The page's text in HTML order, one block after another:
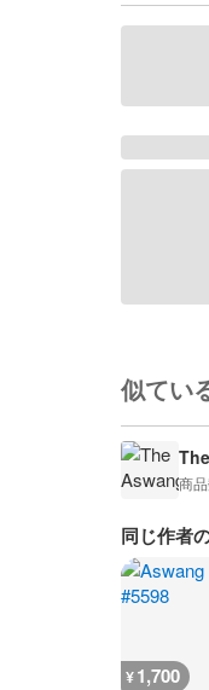
似てい
商
同じ作者
¥1,700